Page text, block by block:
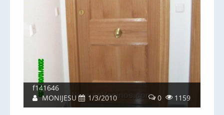
f141646
MONIJESU
1/3/2010 0 1159